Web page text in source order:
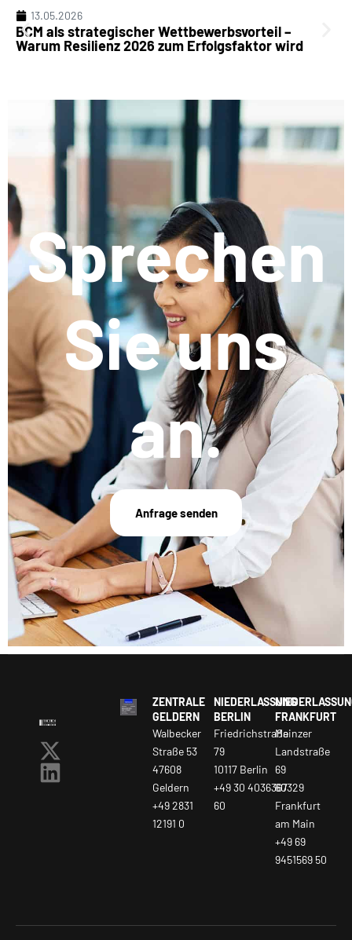
13.05.2026
BCM als strategischer Wettbewerbsvorteil –
Warum Resilienz 2026 zum Erfolgsfaktor wird
Sprechen
Sie uns
an.
Anfrage senden
ZENTRALE
GELDERN
Walbecker
Straße 53
47608
Geldern
+49 2831
12191 0
NIEDERLASSUNG
BERLIN
Friedrichstraße
79
10117 Berlin
+49 30 4036367
60
FRANKFURT
Mainzer
Landstraße
69
60329
Frankfurt
am Main
+49 69
9451569 50